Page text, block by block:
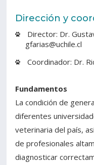
Dirección y
Director: Dr.
gfarias@uchile.cl
Coordinador: Dr.
Fundamentos
La condición de
diferentes
veterinaria del país,
de profesionales
diagnosticar